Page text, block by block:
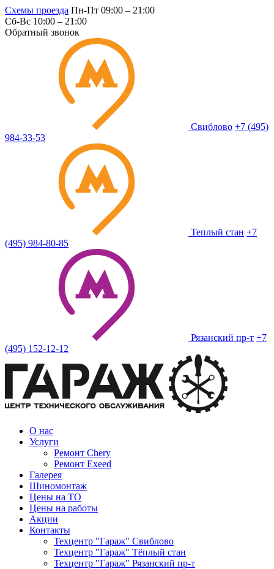
Схемы проезда Пн-Пт 09:00 – 21:00
Сб-Вс 10:00 – 21:00
Обратный звонок
Свиблово +7 (495)
984-33-53
Теплый стан +7
(495) 984-80-85
Рязанский пр-т +7
(495) 152-12-12
О нас
Услуги
Ремонт Chery
Ремонт Exeed
Галерея
Шиномонтаж
Цены на ТО
Цены на работы
Акции
Контакты
Техцентр "Гараж" Свиблово
Техцентр "Гараж" Тёплый стан
Техцентр "Гараж" Рязанский пр-т